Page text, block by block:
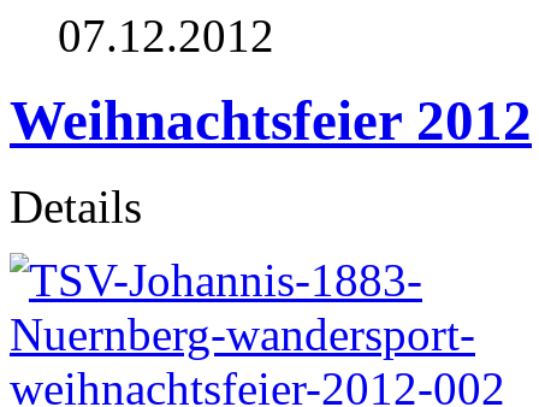
07.12.2012
Weihnachtsfeier 2012
Details